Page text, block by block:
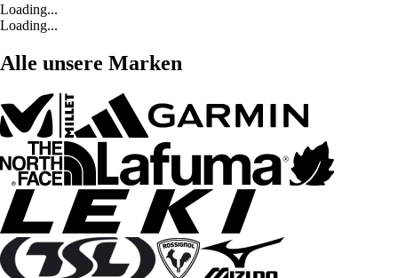
Loading...
Loading...
Alle unsere Marken